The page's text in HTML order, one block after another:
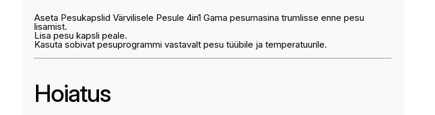
Aseta Pesukapslid Värvilisele Pesule 4in1 Gama pesumasina trumlisse enne pesu
lisamist.
Lisa pesu kapsli peale.
Kasuta sobivat pesuprogrammi vastavalt pesu tüübile ja temperatuurile.
Hoiatus